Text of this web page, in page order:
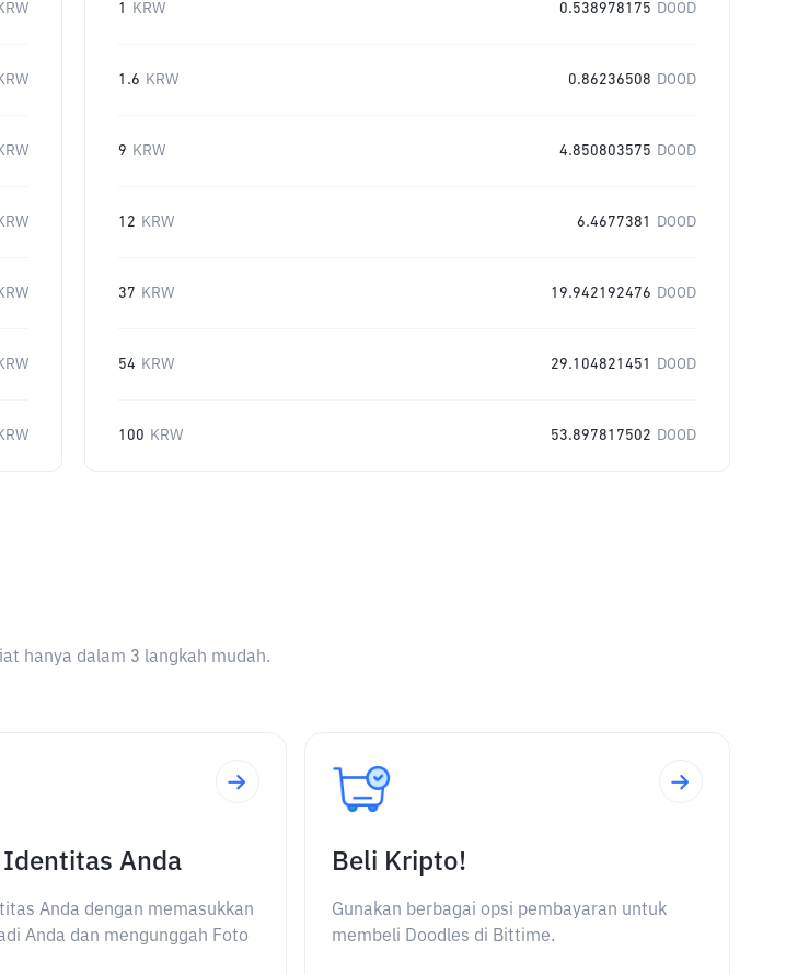
1 KRW 0.538978175 DOOD
1.6 KRW 0.86236508 DOOD
9 KRW 4.850803575 DOOD
12 KRW 6.4677381 DOOD
37 KRW 19.942192476 DOOD
54 KRW 29.104821451 DOOD
100 KRW 53.897817502 DOOD
hanya dalam 3 langkah mudah.
Anda
Anda dengan memasukkan
Anda dan mengunggah Foto
Beli Kripto!
Gunakan berbagai opsi pembayaran untuk
membeli Doodles di Bittime.